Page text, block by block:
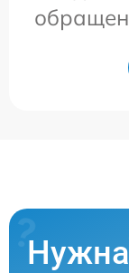
Нужна